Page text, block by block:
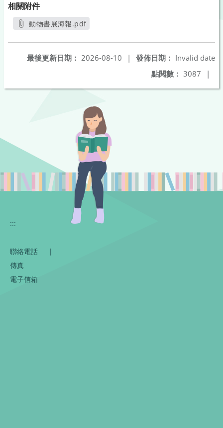
相關附件
動物書展海報.pdf
發佈日期： Invalid date
最後更新日期： 2026-08-10
|
點閱數： 3087 |
:::
聯絡電話
|
傳真
電子信箱